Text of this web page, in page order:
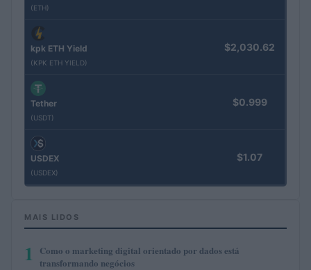
(ETH)
kpk ETH Yield
(KPK ETH YIELD)
$2,030.62
Tether
(USDT)
$0.999
USDEX
(USDEX)
$1.07
MAIS LIDOS
1
Como o marketing digital orientado por dados está
transformando negócios